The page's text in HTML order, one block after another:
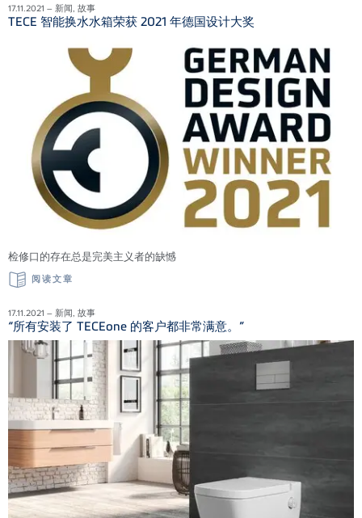
17.11.2021 – 新闻, 故事
TECE 智能换水水箱荣获 2021 年德国设计大奖
检修口的存在总是完美主义者的缺憾
阅读文章
17.11.2021 – 新闻, 故事
“所有安装了 TECEone 的客户都非常满意。”